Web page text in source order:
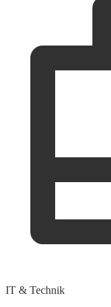
IT & Technik